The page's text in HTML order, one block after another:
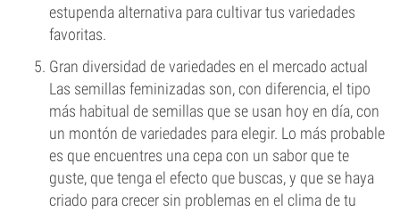
estupenda alternativa para cultivar tus variedades
favoritas.
Gran diversidad de variedades en el mercado actual
Las semillas feminizadas son, con diferencia, el tipo
más habitual de semillas que se usan hoy en día, con
un montón de variedades para elegir. Lo más probable
es que encuentres una cepa con un sabor que te
guste, que tenga el efecto que buscas, y que se haya
criado para crecer sin problemas en el clima de tu